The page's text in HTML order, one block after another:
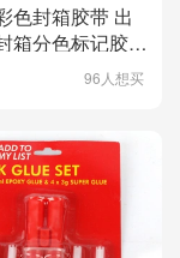
色封箱胶带 出
箱分色标记胶带
色
96人想买